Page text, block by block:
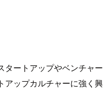
タートアップやベンチャー
アップカルチャーに強く興